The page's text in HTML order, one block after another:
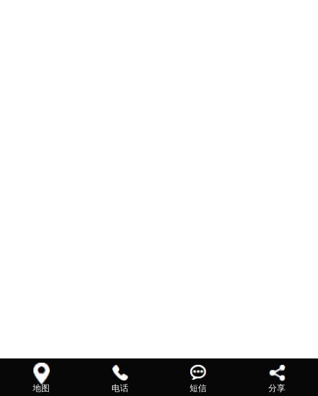
地图 电话 短信 分享